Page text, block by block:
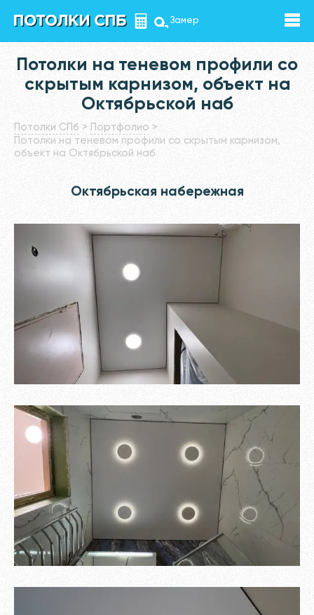
Замер
Потолки на теневом профили со
скрытым карнизом, объект на
Октябрьской наб
Потолки СПб > Портфолио >
Потолки на теневом профили со скрытым карнизом,
объект на Октябрьской наб
Октябрьская набережная